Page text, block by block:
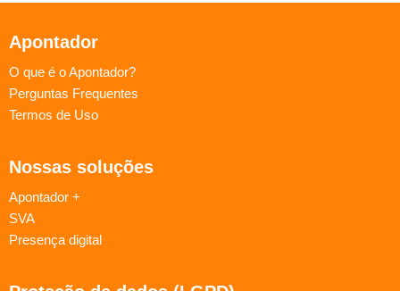
Apontador
O que é o Apontador?
Perguntas Frequentes
Termos de Uso
Nossas soluções
Apontador +
SVA
Presença digital